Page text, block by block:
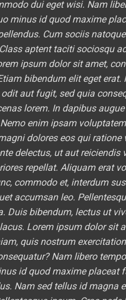
dui eget wisi. Nam
minus id quod maxime
Cum sociis
aptent taciti sociosqu
ipsum dolor sit amet,
bibendum elit eget
aut fugit, sed quia
lorem. In dapibus
enim ipsam
dolores eos qui
delectus, ut aut
repellat. Aliquam erat
commodo et, interdum
accumsan leo.
Duis bibendum, lectus ut
Lorem ipsum dolor sit
quis nostrum
Nam libero
id quod maxime placeat
Nam sed tellus id magna